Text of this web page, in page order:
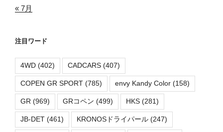
« 7月
注目ワード
4WD (402) CADCARS (407)
COPEN GR SPORT (785) envy Kandy Color (158)
GR (969) GRコペン (499) HKS (281)
JB-DET (461) KRONOSドライパール (247)